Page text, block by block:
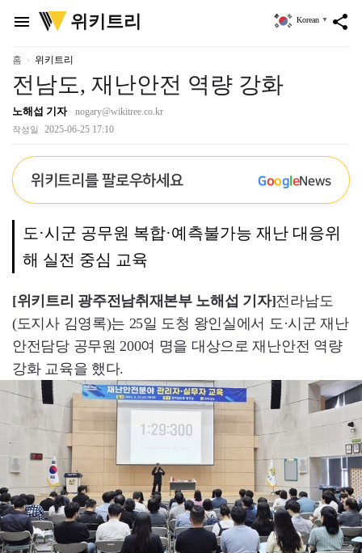
menu
위
키
리
위키트리 share
Korean ▼
홈 위키트리
전남도, 재난안전 역량 강화
노해섭 기자 nogary@wikitree.co.kr
작성일 2025-06-25 17:10
위키트리를 팔로우하세요 GoogleNews
도·시군 공무원 복합·예측불가능 재난 대응위
해 실전 중심 교육
[위키트리 광주전남취재본부 노해섭 기자]전라남도
(도지사 김영록)는 25일 도청 왕인실에서 도·시군 재난
안전담당 공무원 200여 명을 대상으로 재난안전 역량
강화 교육을 했다.